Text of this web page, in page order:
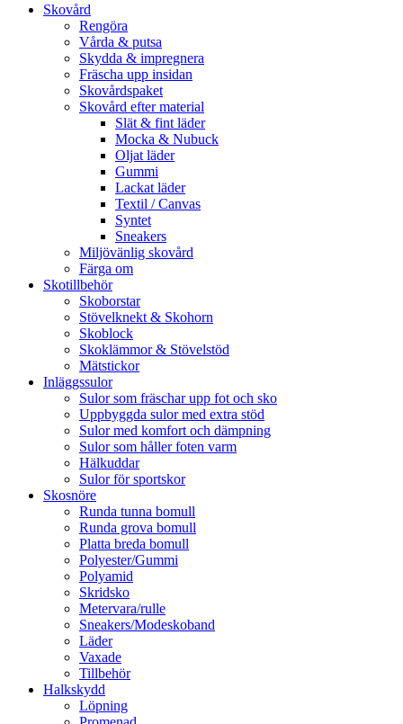
Skovård
Rengöra
Vårda & putsa
Skydda & impregnera
Fräscha upp insidan
Skovårdspaket
Skovård efter material
Slät & fint läder
Mocka & Nubuck
Oljat läder
Gummi
Lackat läder
Textil / Canvas
Syntet
Sneakers
Miljövänlig skovård
Färga om
Skotillbehör
Skoborstar
Stövelknekt & Skohorn
Skoblock
Skoklämmor & Stövelstöd
Mätstickor
Inläggssulor
Sulor som fräschar upp fot och sko
Uppbyggda sulor med extra stöd
Sulor med komfort och dämpning
Sulor som håller foten varm
Hälkuddar
Sulor för sportskor
Skosnöre
Runda tunna bomull
Runda grova bomull
Platta breda bomull
Polyester/Gummi
Polyamid
Skridsko
Metervara/rulle
Sneakers/Modeskoband
Läder
Vaxade
Tillbehör
Halkskydd
Löpning